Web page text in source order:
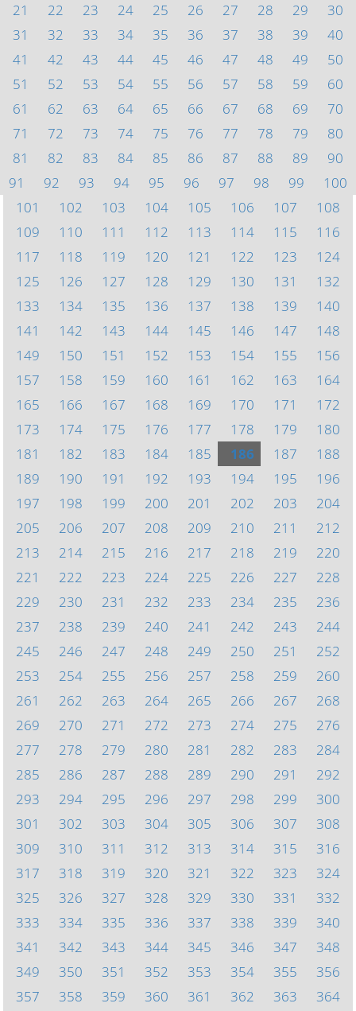
21
22 23 24 25 26 27 28 29
30
31
32 33 34 35 36 37 38 39
40
41
42 43 44 45 46 47 48 49
50
51
52 53 54 55 56 57 58 59
60
61
62 63 64 65 66 67 68 69
70
71
72 73 74 75 76 77 78 79
80
81
82 83 84 85 86 87 88 89
90
91
92 93 94 95 96 97 98 99
100
101
102 103 104 105 106 107
108
109
110 111 112 113 114 115
116
117
118 119 120 121 122 123
124
125
126 127 128 129 130 131
132
133
134 135 136 137 138 139
140
141
142 143 144 145 146 147
148
149
150 151 152 153 154 155
156
157
158 159 160 161 162 163
164
165
166 167 168 169 170 171
172
173
174 175 176 177 178 179
180
181
182 183 184 185 186 187
188
189
190 191 192 193 194 195
196
197
198 199 200 201 202 203
204
205
206 207 208 209 210 211
212
213
214 215 216 217 218 219
220
221
222 223 224 225 226 227
228
229
230 231 232 233 234 235
236
237
238 239 240 241 242 243
244
245
246 247 248 249 250 251
252
253
254 255 256 257 258 259
260
261
262 263 264 265 266 267
268
269
270 271 272 273 274 275
276
277
278 279 280 281 282 283
284
285
286 287 288 289 290 291
292
293
294 295 296 297 298 299
300
301
302 303 304 305 306 307
308
309
310 311 312 313 314 315
316
317
318 319 320 321 322 323
324
325
326 327 328 329 330 331
332
333
334 335 336 337 338 339
340
341
342 343 344 345 346 347
348
349
350 351 352 353 354 355
356
357
358 359 360 361 362 363 364